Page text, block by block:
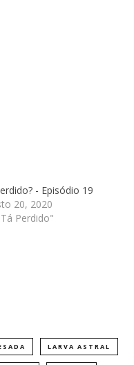
- Episódio 19
20, 2020
Perdido"
LARVA ASTRAL